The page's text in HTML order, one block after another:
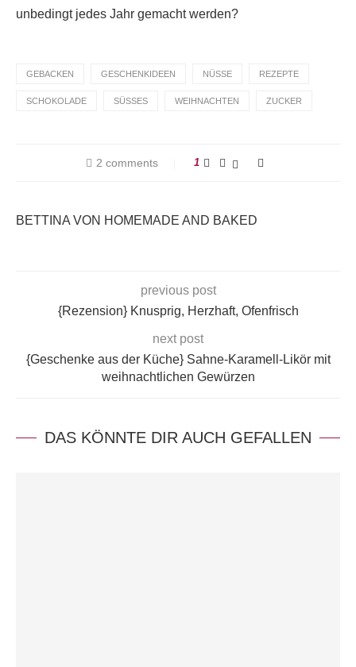
unbedingt jedes Jahr gemacht werden?
GEBACKEN GESCHENKIDEEN NÜSSE REZEPTE
SCHOKOLADE SÜSSES WEIHNACHTEN ZUCKER
2 comments 1
BETTINA VON HOMEMADE AND BAKED
previous post
{Rezension} Knusprig, Herzhaft, Ofenfrisch
next post
{Geschenke aus der Küche} Sahne-Karamell-Likör mit
weihnachtlichen Gewürzen
DAS KÖNNTE DIR AUCH GEFALLEN